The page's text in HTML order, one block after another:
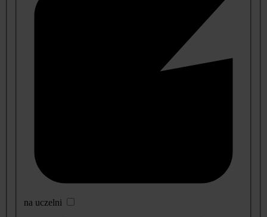
na uczelni